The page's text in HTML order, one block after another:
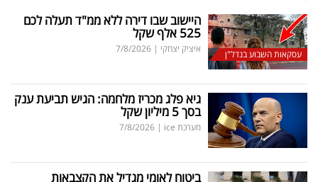
עסקאות השבוע בנדל"ן
היישוב שבו דירה ללא ממ"ד תעלה לכם
525 אלף שקל
איציק יצחקי |
7/8/2026
גיא פלג מכריז מלחמה: הגיש תביעת ענק
בסך 5 מיליון שקל
מערכת ice |
7/8/2026
ביטוח לאומי מגדיל את הקצבאות